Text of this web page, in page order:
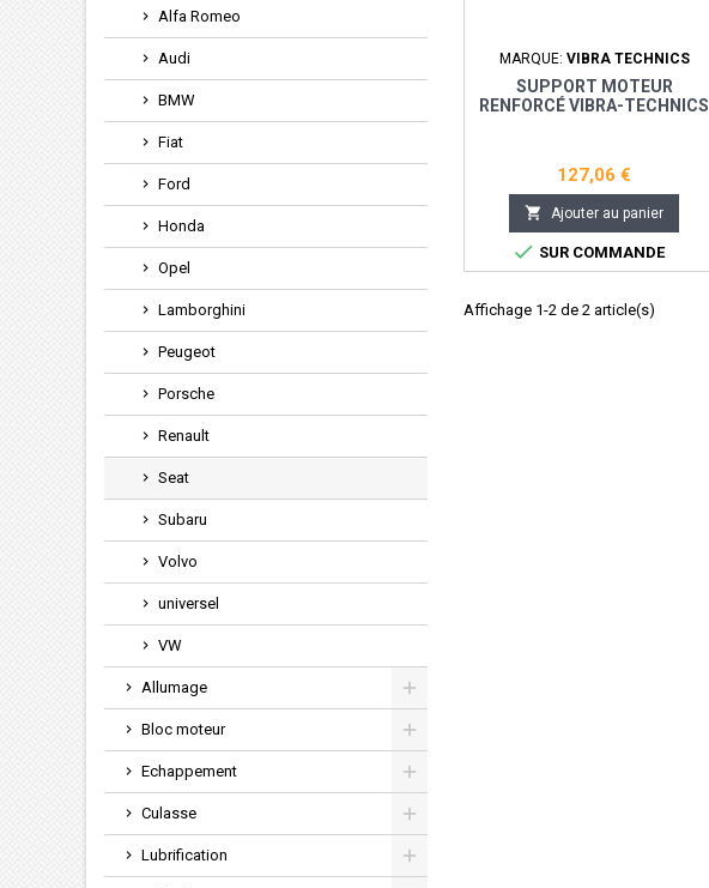
Alfa Romeo
Audi
BMW
Fiat
Ford
Honda
Opel
Lamborghini
Peugeot
Porsche
Renault
Seat
Subaru
Volvo
universel
VW
Allumage
Bloc moteur
Echappement
Culasse
Lubrification
MARQUE: VIBRA TECHNICS
SUPPORT MOTEUR
RENFORCÉ VIBRA-TECHNICS
127,06 €
 Ajouter au panier
 SUR COMMANDE
Affichage 1-2 de 2 article(s)